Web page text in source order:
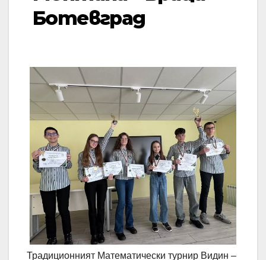
Ботевград
Традиционният Математически турнир Видин –